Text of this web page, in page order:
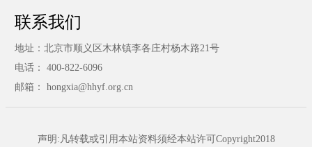
联系我们
地址：北京市顺义区木林镇李各庄村杨木路21号
电话： 400-822-6096
邮箱： hongxia@hhyf.org.cn
声明:凡转载或引用本站资料须经本站许可Copyright2018